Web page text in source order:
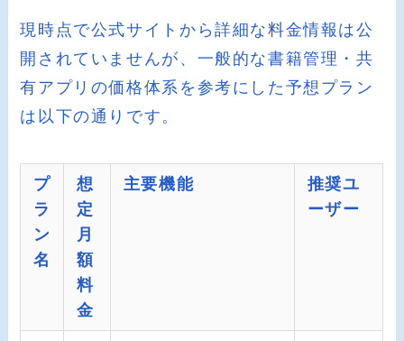
現時点で公式サイトから詳細な料金情報は公
開されていませんが、一般的な書籍管理・共
有アプリの価格体系を参考にした予想プラン
は以下の通りです。
プ
ラ
ン
名
想
定
月
額
料
金
主要機能
推奨ユ
ーザー